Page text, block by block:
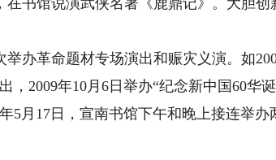
在书馆说演武侠名著《鹿鼎记》。大胆
办革命题材专场演出和赈灾义演。如
，2009年10月6日举办“纪念新中国60
5月17日，宣南书馆下午和晚上接连举